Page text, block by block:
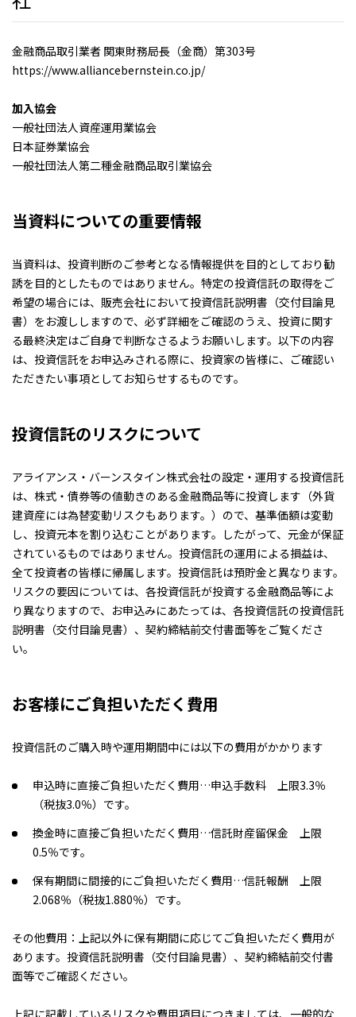
金融商品取引業者 関東財務局長（金商）第303号
https://www.alliancebernstein.co.jp/
加入協会
一般社団法人資産運用業協会
日本証券業協会
一般社団法人第二種金融商品取引業協会
当資料についての重要情報
当資料は、投資判断のご参考となる情報提供を目的としており勧
誘を目的としたものではありません。特定の投資信託の取得をご
希望の場合には、販売会社において投資信託説明書（交付目論見
書）をお渡ししますので、必ず詳細をご確認のうえ、投資に関す
る最終決定はご自身で判断なさるようお願いします。以下の内容
は、投資信託をお申込みされる際に、投資家の皆様に、ご確認い
ただきたい事項としてお知らせするものです。
投資信託のリスクについて
アライアンス・バーンスタイン株式会社の設定・運用する投資信託
は、株式・債券等の値動きのある金融商品等に投資します（外貨
建資産には為替変動リスクもあります。）ので、基準価額は変動
し、投資元本を割り込むことがあります。したがって、元金が保証
されているものではありません。投資信託の運用による損益は、
全て投資者の皆様に帰属します。投資信託は預貯金と異なります。
リスクの要因については、各投資信託が投資する金融商品等によ
り異なりますので、お申込みにあたっては、各投資信託の投資信託
説明書（交付目論見書）、契約締結前交付書面等をご覧くださ
い。
お客様にご負担いただく費用
投資信託のご購入時や運用期間中には以下の費用がかかります
申込時に直接ご負担いただく費用…申込手数料 上限3.3％
（税抜3.0％）です。
換金時に直接ご負担いただく費用…信託財産留保金 上限
0.5％です。
保有期間に間接的にご負担いただく費用…信託報酬 上限
2.068％（税抜1.880％）です。
その他費用：上記以外に保有期間に応じてご負担いただく費用が
あります。投資信託説明書（交付目論見書）、契約締結前交付書
面等でご確認ください。
上記に記載しているリスクや費用項目につきましては、一般的な